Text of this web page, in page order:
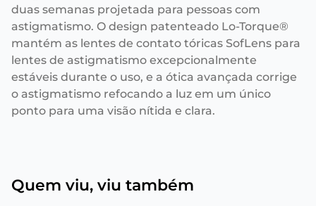
duas semanas projetada para pessoas com
astigmatismo. O design patenteado Lo-Torque®
mantém as lentes de contato tóricas SofLens para
lentes de astigmatismo excepcionalmente
estáveis durante o uso, e a ótica avançada corrige
o astigmatismo refocando a luz em um único
ponto para uma visão nítida e clara.
Quem viu, viu também